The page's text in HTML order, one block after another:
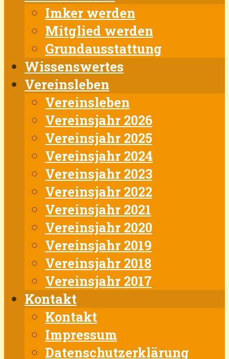
Imker werden
Mitglied werden
Grundausstattung
Wissenswertes
Vereinsleben
Vereinsleben
Vereinsjahr 2026
Vereinsjahr 2025
Vereinsjahr 2024
Vereinsjahr 2023
Vereinsjahr 2022
Vereinsjahr 2021
Vereinsjahr 2020
Vereinsjahr 2019
Vereinsjahr 2018
Vereinsjahr 2017
Kontakt
Kontakt
Impressum
Datenschutzerklärung